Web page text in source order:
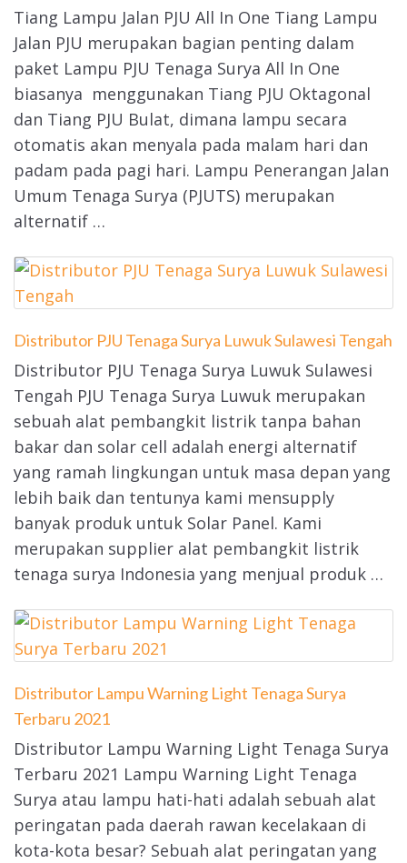
Tiang Lampu Jalan PJU All In One Tiang Lampu
Jalan PJU merupakan bagian penting dalam
paket Lampu PJU Tenaga Surya All In One
biasanya menggunakan Tiang PJU Oktagonal
dan Tiang PJU Bulat, dimana lampu secara
otomatis akan menyala pada malam hari dan
padam pada pagi hari. Lampu Penerangan Jalan
Umum Tenaga Surya (PJUTS) merupakan
alternatif …
Distributor PJU Tenaga Surya Luwuk Sulawesi Tengah
Distributor PJU Tenaga Surya Luwuk Sulawesi
Tengah PJU Tenaga Surya Luwuk merupakan
sebuah alat pembangkit listrik tanpa bahan
bakar dan solar cell adalah energi alternatif
yang ramah lingkungan untuk masa depan yang
lebih baik dan tentunya kami mensupply
banyak produk untuk Solar Panel. Kami
merupakan supplier alat pembangkit listrik
tenaga surya Indonesia yang menjual produk …
Distributor Lampu Warning Light Tenaga Surya
Terbaru 2021
Distributor Lampu Warning Light Tenaga Surya
Terbaru 2021 Lampu Warning Light Tenaga
Surya atau lampu hati-hati adalah sebuah alat
peringatan pada daerah rawan kecelakaan di
kota-kota besar? Sebuah alat peringatan yang